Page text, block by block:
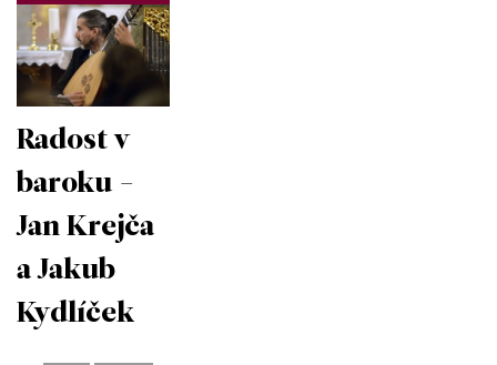
Radost v
baroku -
Jan Krejča
a Jakub
Kydlíček